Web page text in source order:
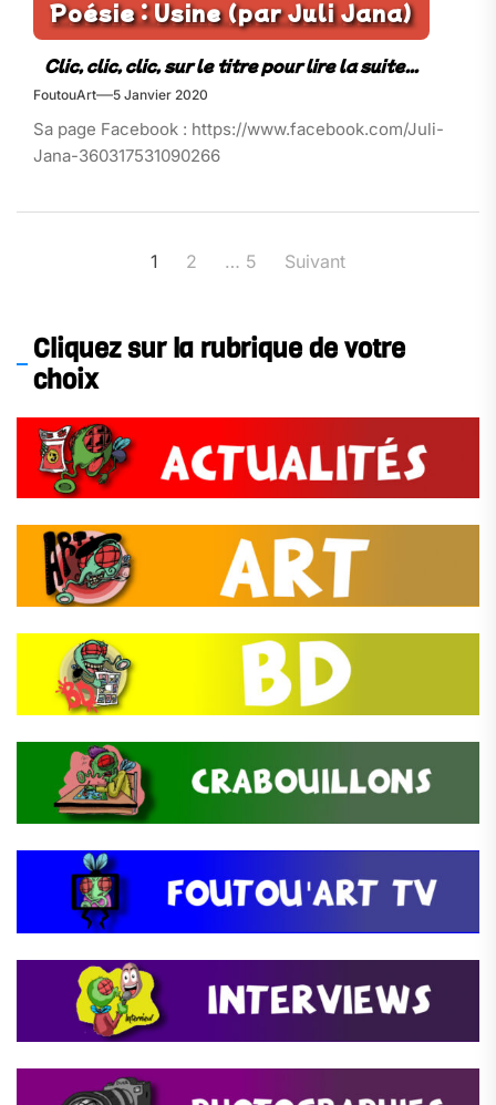
Poésie : Usine (par Juli Jana)
FoutouArt 5 Janvier 2020
Sa page Facebook : https://www.facebook.com/Juli-
Jana-360317531090266
Pagination
1 2 … 5 Suivant
Cliquez sur la rubrique de votre
choix